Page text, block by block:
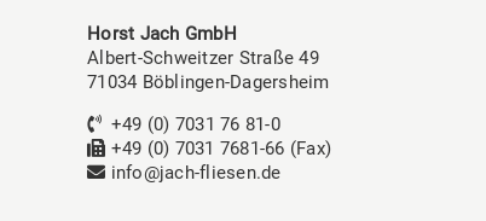
Horst Jach GmbH
Albert-Schweitzer Straße 49
71034 Böblingen-Dagersheim
+49 (0) 7031 76 81-0
+49 (0) 7031 7681-66 (Fax)
info@jach-fliesen.de